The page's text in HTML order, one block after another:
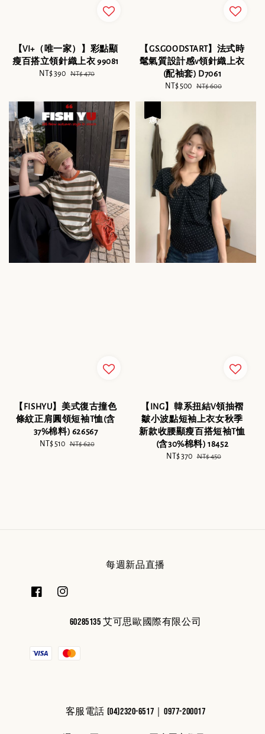
【VI+（唯一家）】彩點顯
瘦百搭立領針織上衣 99081
Sale
NT$ 390 Regular
NT$ 470
【GS.GOODSTART】法式時
髦氣質設計感v領針織上衣
(配袖套) D7061
Sale
NT$ 500 Regular
NT$ 600
【FISHYU】美式復古撞色
條紋正肩圓領短袖T恤(含
37%棉料) 626567
Sale
NT$ 510 Regular
NT$ 620
【ING】韓系扭結V領抽褶
皺小波點短袖上衣女秋季
新款收腰顯瘦百搭短袖T恤
(含30%棉料) 18452
Sale
NT$ 370 Regular
NT$ 450
每週新品直播
60285135 艾可思歐國際有限公司
客服電話 (04)2320-6517｜0977-200017